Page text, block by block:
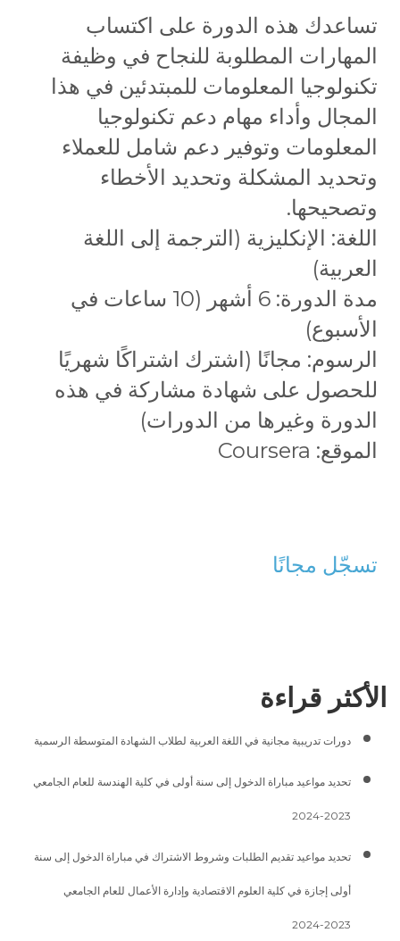
تساعدك هذه الدورة على اكتساب
المهارات المطلوبة للنجاح في وظيفة
تكنولوجيا المعلومات للمبتدئين في هذا
المجال وأداء مهام دعم تكنولوجيا
المعلومات وتوفير دعم شامل للعملاء
وتحديد المشكلة وتحديد الأخطاء
وتصحيحها.
اللغة: الإنكليزية (الترجمة إلى اللغة
العربية)
مدة الدورة: 6 أشهر (10 ساعات في
الأسبوع)
الرسوم: مجانًا (اشترك اشتراكًا شهريًا
للحصول على شهادة مشاركة في هذه
الدورة وغيرها من الدورات)
الموقع: Coursera
تسجّل مجانًا
الأكثر قراءة
دورات تدريبية مجانية في اللغة العربية لطلاب الشهادة المتوسطة الرسمية
تحديد مواعيد مباراة الدخول إلى سنة أولى في كلية الهندسة للعام الجامعي
2023-2024
تحديد مواعيد تقديم الطلبات وشروط الاشتراك في مباراة الدخول إلى سنة
أولى إجازة في كلية العلوم الاقتصادية وإدارة الأعمال للعام الجامعي
2023-2024